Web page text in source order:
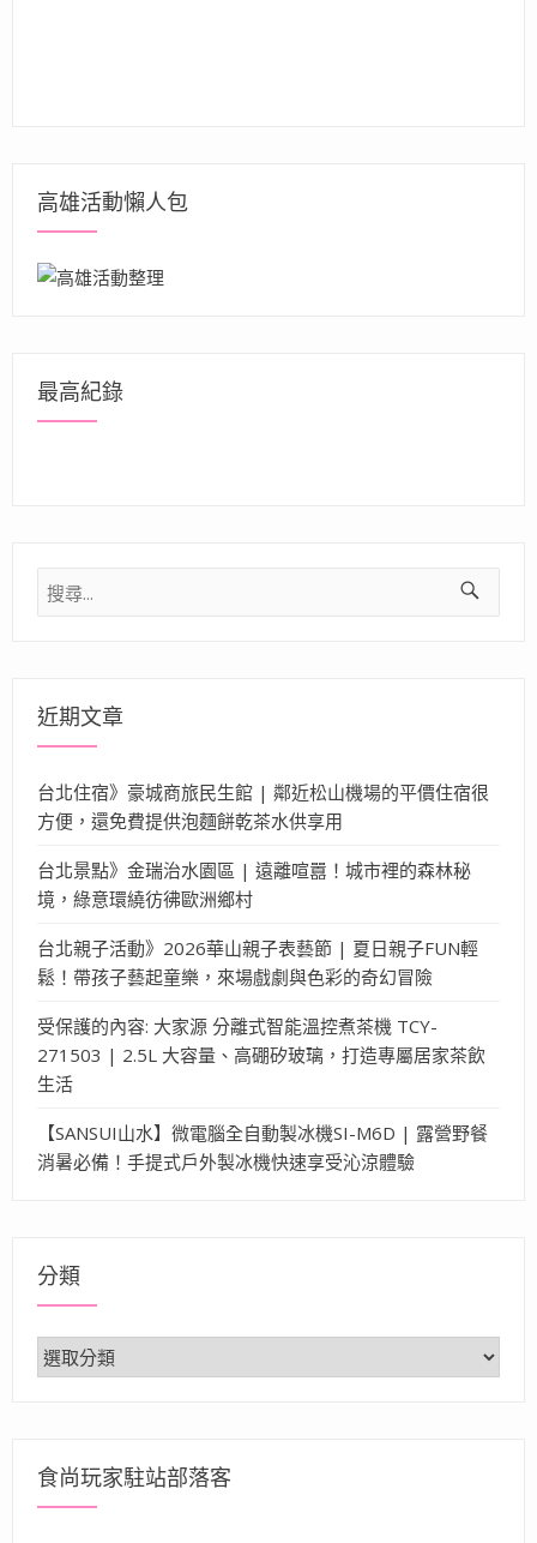
高雄活動懶人包
最高紀錄
搜
尋
近期文章
台北住宿》豪城商旅民生館 | 鄰近松山機場的平價住宿很
方便，還免費提供泡麵餅乾茶水供享用
台北景點》金瑞治水園區 | 遠離喧囂！城市裡的森林秘
境，綠意環繞彷彿歐洲鄉村
台北親子活動》2026華山親子表藝節 | 夏日親子FUN輕
鬆！帶孩子藝起童樂，來場戲劇與色彩的奇幻冒險
受保護的內容: 大家源 分離式智能溫控煮茶機 TCY-
271503 | 2.5L 大容量、高硼矽玻璃，打造專屬居家茶飲
生活
【SANSUI山水】微電腦全自動製冰機SI-M6D | 露營野餐
消暑必備！手提式戶外製冰機快速享受沁涼體驗
分類
分
類
食尚玩家駐站部落客